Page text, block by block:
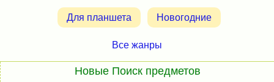
Для планшета Новогодние
Все жанры
Новые Поиск предметов